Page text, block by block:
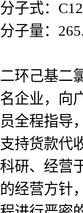
分子式：
分子量：
二环己基二
名企业，向
员全程指导
支持货款代
科研、经营
的经营方针